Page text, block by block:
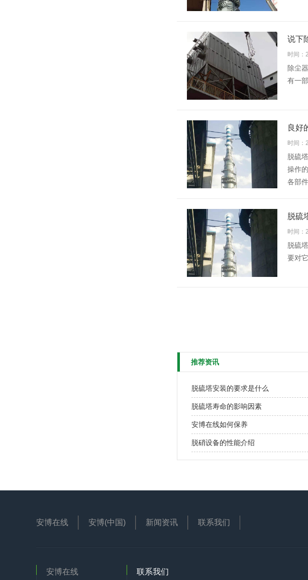
说下
时间：
除尘
有一
良好
时间：
脱硫
操作
各部
脱硫
时间：
脱硫
要对
推荐资讯
脱硫塔安装的要求是什么
脱硫塔寿命的影响因素
安博在线如何保养
脱硝设备的性能介绍
安博在线 安博(中国) 新闻资讯 联系我们
安博在线 联系我们